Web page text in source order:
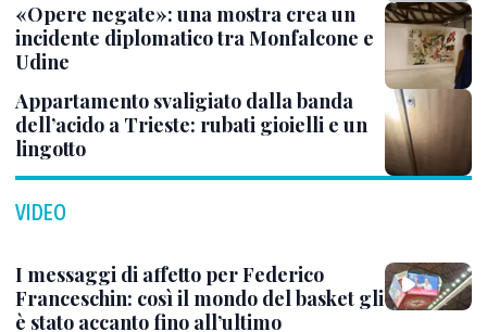
«Opere negate»: una mostra crea un
incidente diplomatico tra Monfalcone e
Udine
Appartamento svaligiato dalla banda
dell’acido a Trieste: rubati gioielli e un
lingotto
VIDEO
I messaggi di affetto per Federico
Franceschin: così il mondo del basket gli
è stato accanto fino all’ultimo